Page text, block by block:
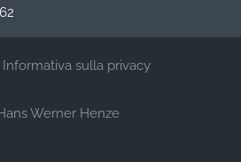
Informativa sulla privacy
Werner Henze